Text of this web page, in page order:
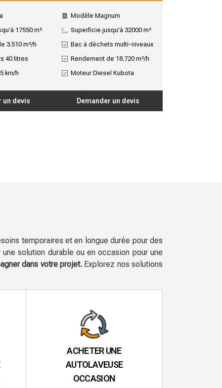
17550 m²
3.510 m²/h
40 litres
km/h
un devis
Modèle Magnum
Superficie jusqu'à 32000 m²
Bac à déchets multi-niveaux
Rendement de 18.720 m²/h
Moteur Diesel Kubota
Demander un devis
temporaires et en longue durée pour des
solution durable ou en occasion pour une
dans votre projet. Explorez nos solutions
ACHETER UNE
AUTOLAVEUSE
OCCASION